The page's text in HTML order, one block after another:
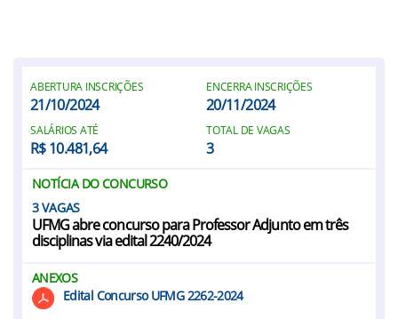
ABERTURA INSCRIÇÕES
21/10/2024
ENCERRA INSCRIÇÕES
20/11/2024
SALÁRIOS ATÉ
R$ 10.481,64
TOTAL DE VAGAS
3
NOTÍCIA DO CONCURSO
3
UFMG abre concurso para Professor Adjunto em três
disciplinas via edital 2240/2024
ANEXOS
Edital Concurso UFMG 2262-2024